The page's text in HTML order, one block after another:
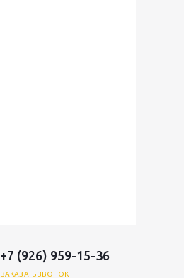
+7 (926) 959-15-36
ЗАКАЗАТЬ ЗВОНОК